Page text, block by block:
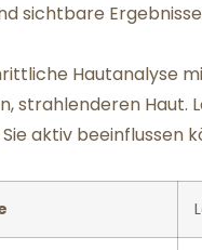
sichtbare
Hautanalyse
strahlenderen Haut.
aktiv beeinflussen